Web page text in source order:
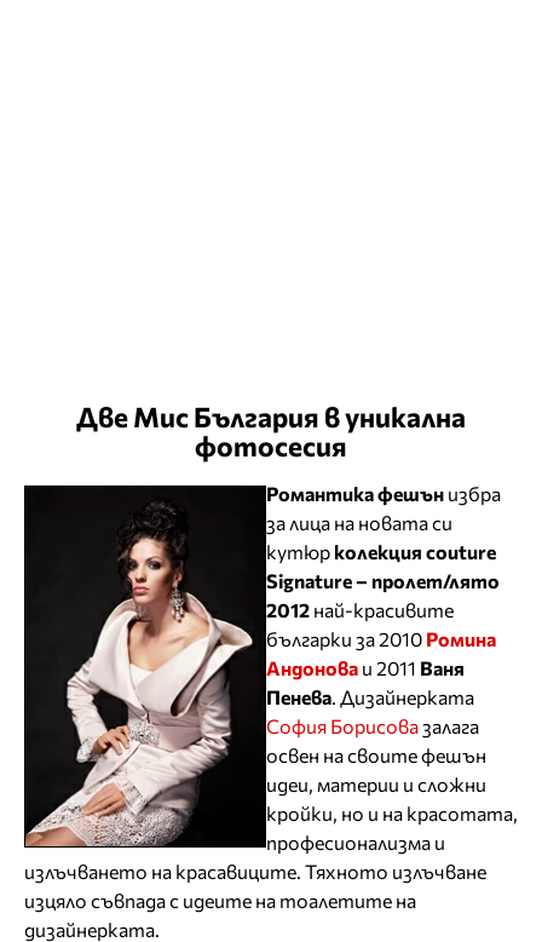
Две Мис България в уникална
фотосесия
Романтика фешън избра
за лица на новата си
кутюр колекция couture
Signature – пролет/лято
2012 най-красивите
българки за 2010 Ромина
Андонова и 2011 Ваня
Пенева . Дизайнерката
София Борисовазалага
освен на своите фешън
идеи, материи и сложни
кройки, но и на красотата,
професионализма и
излъчването на красавиците. Тяхното излъчване
изцяло съвпада с идеите на тоалетите на
дизайнерката.